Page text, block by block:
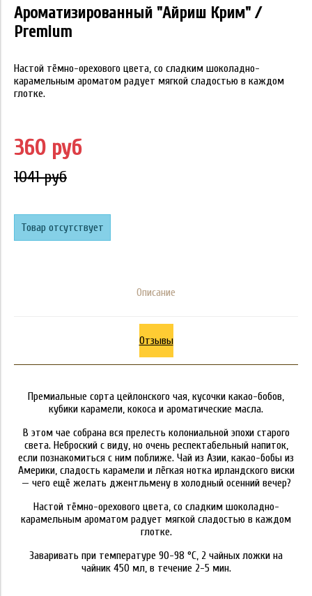
Ароматизированный "Айриш Крим" /
Premium
Настой тёмно-орехового цвета, со сладким шоколадно-
карамельным ароматом радует мягкой сладостью в каждом
глотке.
360 руб
1041 руб
Товар отсутствует
Описание
Отзывы
Премиальные сорта цейлонского чая, кусочки какао-бобов,
кубики карамели, кокоса и ароматические масла.
В этом чае собрана вся прелесть колониальной эпохи старого
света. Неброский с виду, но очень респектабельный напиток,
если познакомиться с ним поближе. Чай из Азии, какао-бобы из
Америки, сладость карамели и лёгкая нотка ирландского виски
— чего ещё желать джентльмену в холодный осенний вечер?
Настой тёмно-орехового цвета, со сладким шоколадно-
карамельным ароматом радует мягкой сладостью в каждом
глотке.
Заваривать при температуре 90-98 °C, 2 чайных ложки на
чайник 450 мл, в течение 2-5 мин.